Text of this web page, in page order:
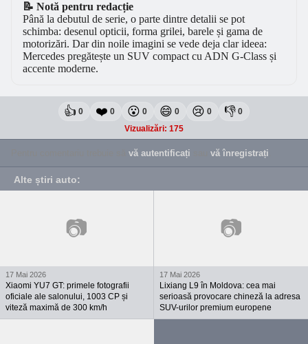
📝 Notă pentru redacție
Până la debutul de serie, o parte dintre detalii se pot
schimba: desenul opticii, forma grilei, barele și gama de
motorizări. Dar din noile imagini se vede deja clar ideea:
Mercedes pregătește un SUV compact cu ADN G-Class și
accente moderne.
👍 0 ❤️ 0 😮 0 😄 0 😢 0 👎 0
Vizualizări: 175
vă autentificați vă înregistrați
Alte știri auto:
📷
17 Mai 2026
Xiaomi YU7 GT: primele fotografii
oficiale ale salonului, 1003 CP și
viteză maximă de 300 km/h
📷
17 Mai 2026
Lixiang L9 în Moldova: cea mai
serioasă provocare chineză la adresa
SUV-urilor premium europene